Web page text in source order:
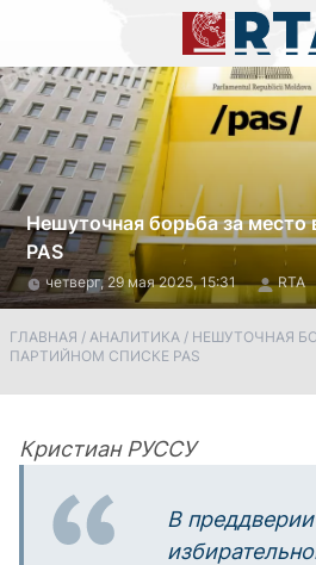
Нешуточная борьба за место
PAS
четверг, 29 мая 2025, 15:31 RTA
ГЛАВНАЯ / АНАЛИТИКА / НЕШУТОЧНАЯ
ПАРТИЙНОМ СПИСКЕ PAS
Кристиан РУССУ
В преддверии